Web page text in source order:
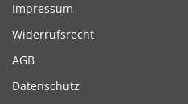
Impressum
Widerrufsrecht
AGB
Datenschutz